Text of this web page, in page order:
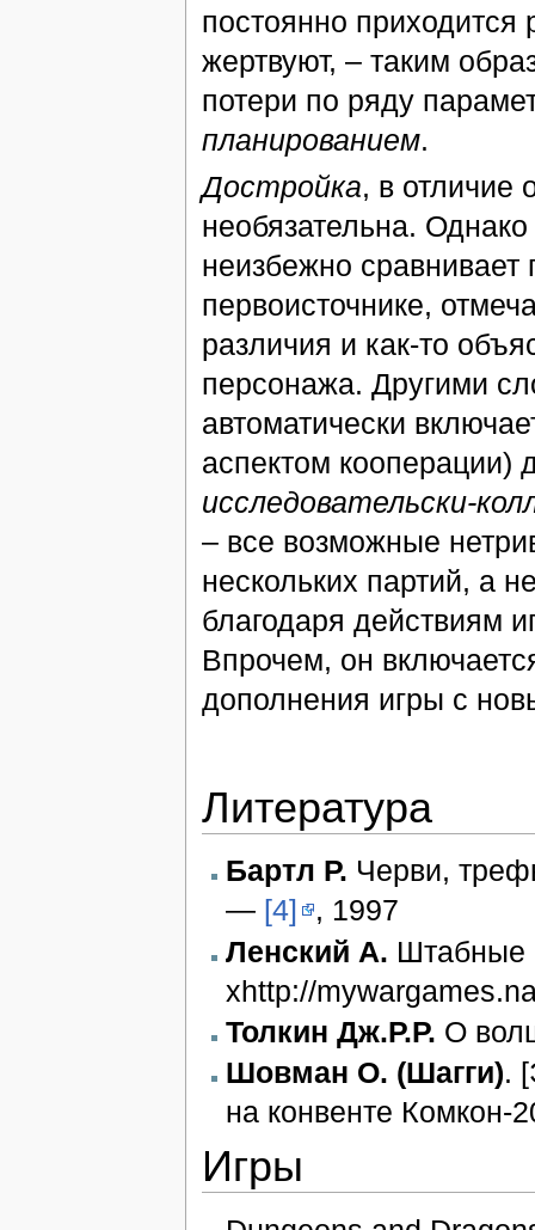
постоянно
жертвуют, – таким
потери по ряду
планированием.
Достройка, в отличие
необязательна.
неизбежно
первоисточнике,
различия и как-то
персонажа. Другими
автоматически
аспектом кооперации)
исследовательски-
– все возможные
нескольких партий, а
благодаря действиям
Впрочем, он
дополнения игры с
Литература
Бартл Р. Черви,
— [4]
, 1997
Ленский А.
хhttp://
Толкин Дж.Р.Р. О
Шовман О. (Шагги).
на конвенте Комкон-
Игры